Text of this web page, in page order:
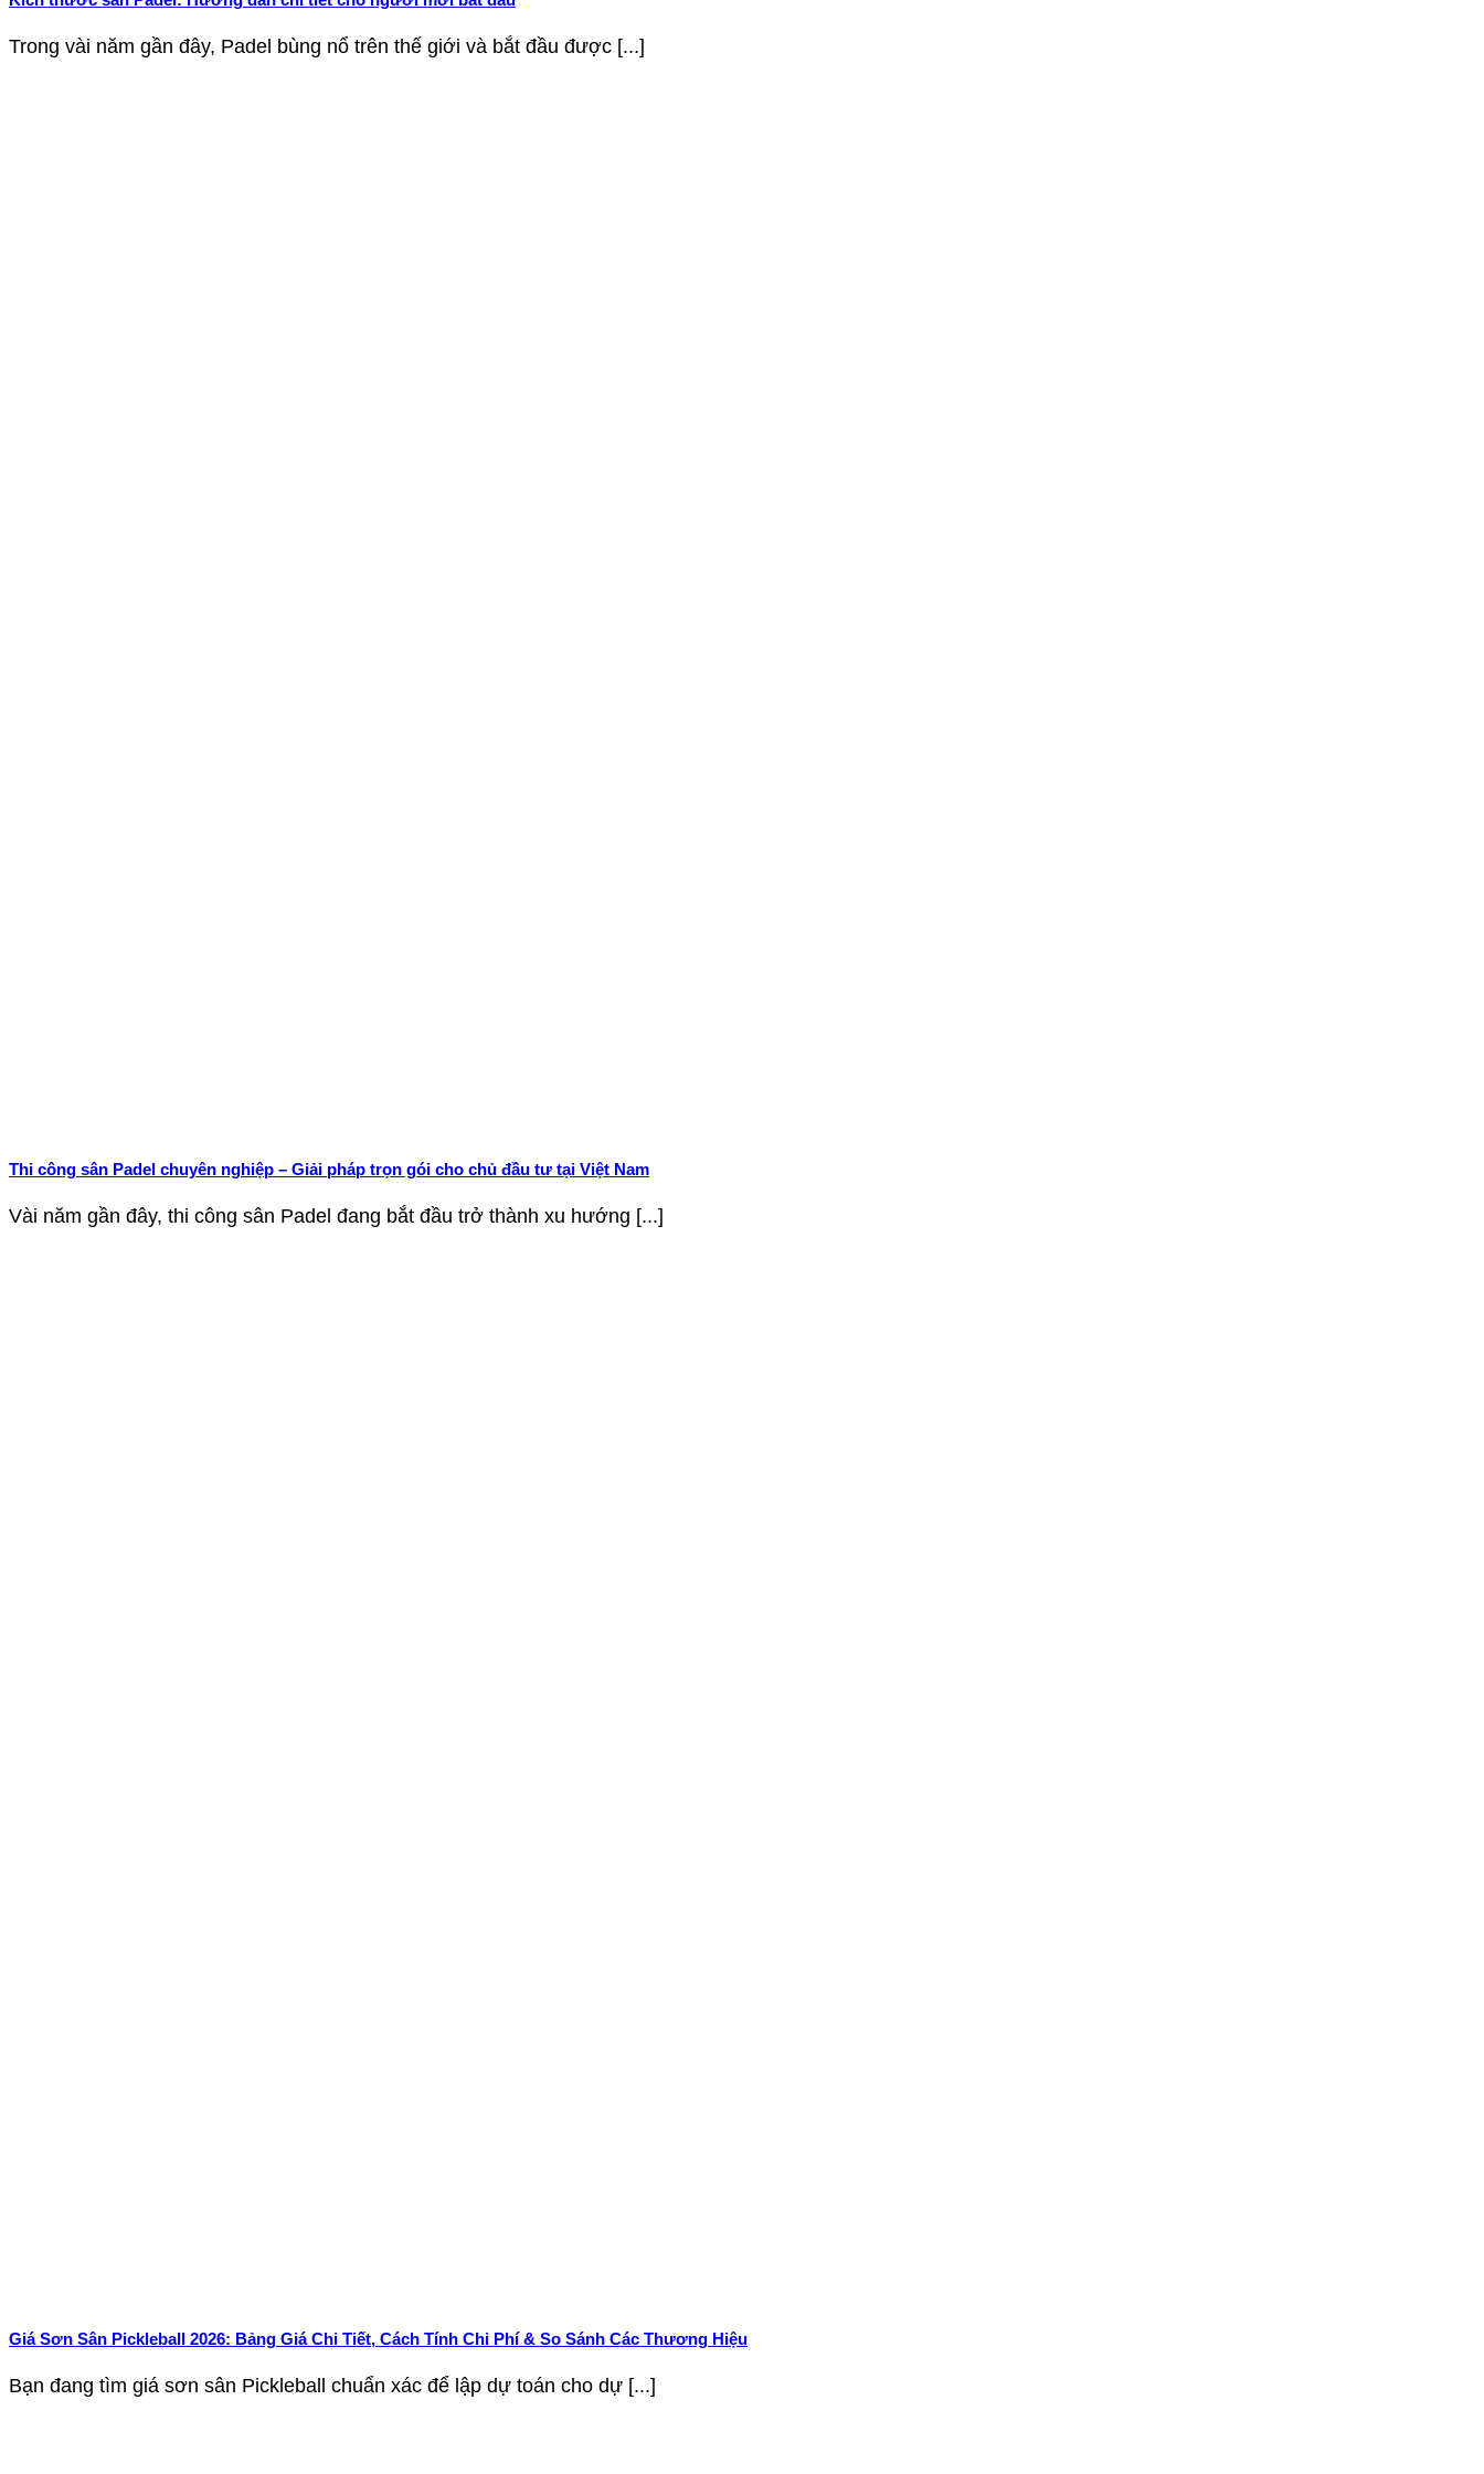
Trong vài năm gần đây, Padel bùng nổ trên thế giới và bắt đầu được [...]
Thi công sân Padel chuyên nghiệp – Giải pháp trọn gói cho chủ đầu tư tại Việt Nam
Vài năm gần đây, thi công sân Padel đang bắt đầu trở thành xu hướng [...]
Giá Sơn Sân Pickleball 2026: Bảng Giá Chi Tiết, Cách Tính Chi Phí & So Sánh Các Thương Hiệu
Bạn đang tìm giá sơn sân Pickleball chuẩn xác để lập dự toán cho dự [...]